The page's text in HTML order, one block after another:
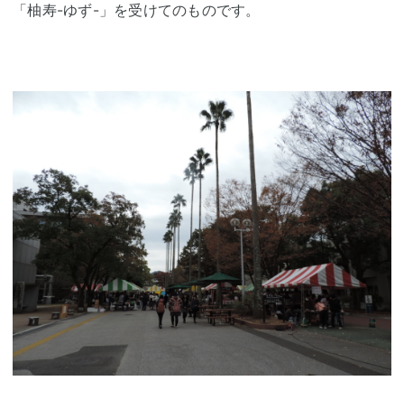
「柚寿-ゆず-」を受けてのものです。